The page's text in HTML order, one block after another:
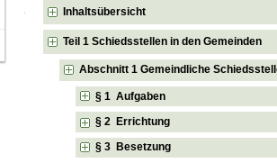
Inhaltsübersicht
Teil 1 Schiedsstellen in den Gemeinden
Abschnitt 1 Gemeindliche
§ 1 Aufgaben
§ 2 Errichtung
§ 3 Besetzung